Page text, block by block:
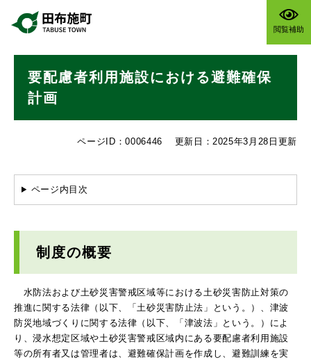
閲覧補助
要配慮者利用施設における避難確保
計画
ページID：0006446 更新日：2025年3月28日更新
ページ内目次
制度の概要
水防法および土砂災害警戒区域等における土砂災害防止対策の
推進に関する法律（以下、「土砂災害防止法」という。）、津波
防災地域づくりに関する法律（以下、「津波法」という。）によ
り、浸水想定区域や土砂災害警戒区域内にある要配慮者利用施設
等の所有者又は管理者は、避難確保計画を作成し、避難訓練を実